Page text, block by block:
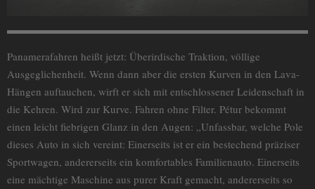
Panamerafahren heißt jetzt: Überirdische Traktion, völlige
Ausgeglichenheit. Wenn dann aber die ersten Kurven in den Lava-
Hängen auftauchen, wirft er sich mit entschlossener Leidenschaft in
die Kehren. Wird zur Kurve. Fahren ohne Filter. Pétur bekommt
einen leicht fiebrigen Glanz in den Augen: „Unfassbar, welche Pole
dieses Auto in sich vereint: Einerseits ist er ein bestechend präziser
Sportwagen, andererseits ein komfortables Familienauto. Einerseits
eine mächtige Maschine aus purer Kraft gemacht, andererseits so